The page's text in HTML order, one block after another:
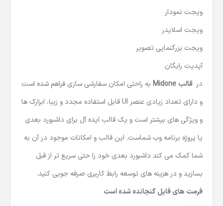
ویجت نمودار
ویجت اسلایدر
ویجت بزرگنمایی تصویر
آپدیت رایگان
درقالب Midone
به راحتی امکان سفارشی سازی فراهم شده است
و دارای تعداد زیادی عنصر UI قابل استفاده مجدد و زیبا، ابزارک ها
و ویژگی های بیشتر است و یک قالب ایده آل برای داشبورد بعدی
یا پروژه برنامه وب شماست. این قالب و امکانات موجود در آن به
شما کمک می کند داشبورد بعدی خود را حتی سریع تر از قبل
بسازید و در هزینه های توسعه رابط کاربری صرفه جویی کنید.
فرمت های فایل گنجانده شده است